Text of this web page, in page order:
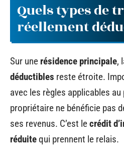
Quels types de
réellement
Sur une résidence principale,
déductibles reste étroite.
avec les règles applicables
propriétaire ne bénéficie pas
ses revenus. C’est lecrédit
réduitequi prennent le relais.